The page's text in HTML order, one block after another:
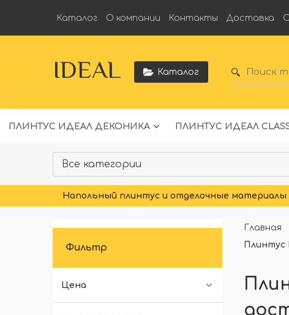
Каталог О компании Контакты Доставка
IDEAL Каталог
ПЛИНТУС ИДЕАЛ ДЕКОНИКА ПЛИНТУС ИДЕАЛ
Напольный плинтус и отделочные материалы
Фильтр
Цена
Главная
Плинтус